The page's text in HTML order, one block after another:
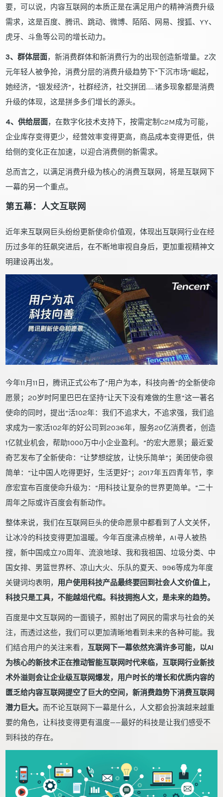
要，可以说，内容互联网的本质正是在满足用户的精神消费升级
需求，这是百度、腾讯、跳动、微博、陌陌、网易、搜狐、YY、
虎牙、斗鱼等公司的增长动力。
3、群体层面，新消费群体和新消费行为的出现创造新增量。Z次
元年轻人被争抢，消费分层的消费升级趋势下“下沉市场”崛起，
她经济，“银发经济”，社群经济，社交拼团……诸多现象都是消费
升级的体现，这是拼多多们增长的源头。
4、供给层面，在数字化技术支持下，按需定制C2M成为可能，
企业库存变得更少，经营效率变得更高，商品成本变得更低，供
给侧的变化正在加速，以迎合消费侧的新需求。
总而言之，以满足消费升级为核心的消费互联网，将是互联网下
一幕的另一个重点。
第五幕：人文互联网
近年来互联网巨头纷纷更新使命价值观，体现出互联网行业在经
历过多年的狂飙突进后，在不断地审视自身后，更加重视精神文
明建设再出发。
今年11月11日，腾讯正式公布了“用户为本，科技向善”的全新使命
愿景；20岁时阿里巴巴在坚持“让天下没有难做的生意”这一著名
使命的同时，提出“活102年：我们不追求大，不追求强，我们追
求成为一家活102年的好公司到2036年，服务20亿消费者，创造
1亿就业机会，帮助1000万中小企业盈利。”的宏大愿景；最近爱
奇艺发布了全新使命：“让梦想绽放，让快乐简单”；美团使命很
简单：“让中国人吃得更好，生活更好”；2017年五四青年节，李
彦宏宣布百度使命升级为：“用科技让复杂的世界更简单。”二十
周年之际或许百度会有新动作。
整体来说，我们在互联网巨头的使命愿景中都看到了人文关怀，
让冰冷的科技变得更加温暖。今年百度沸点榜单，AI寻人被热
搜，新中国成立70周年、流浪地球、我和我祖国、垃圾分类、中
国女排、男篮世界杯、凉山大火、乐队的夏天、996等成为年度
关键词均表明， 用户使用科技产品最终要回到社会人文价值上，
科技只是工具，不能越俎代庖。科技拥抱人文，是未来的趋势。
百度是中文互联网的一面镜子，照射出了网民的需求与社会的关
注，而透过这些，我们可以更加清晰地看到未来的各种可能。我
们结合用户的关注来看，互联网下一幕依然充满许多可能，以AI
为核心的新技术正在推动智能互联网时代来临，互联网行业新技
术外溢则会让企业级互联网爆发，用户时长的增长和优质内容的
匮乏给内容互联网提空了巨大的空间，新消费趋势下消费互联网
潜力巨大。而不论互联网下一幕是什么，人文都会扮演越来越重
要的角色，让科技变得更有温度——最好的科技是让我们感受不
到科技的存在。